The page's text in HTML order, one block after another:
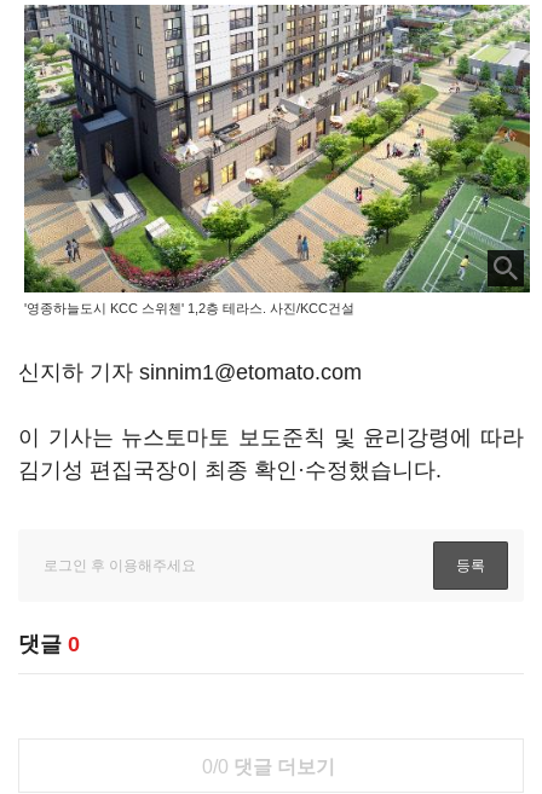
'영종하늘도시 KCC 스위첸' 1,2층 테라스. 사진/KCC건설
신지하 기자 sinnim1@etomato.com
이 기사는 뉴스토마토 보도준칙 및 윤리강령에 따라
김기성 편집국장이 최종 확인·수정했습니다.
댓글 0
0/0 댓글 더보기